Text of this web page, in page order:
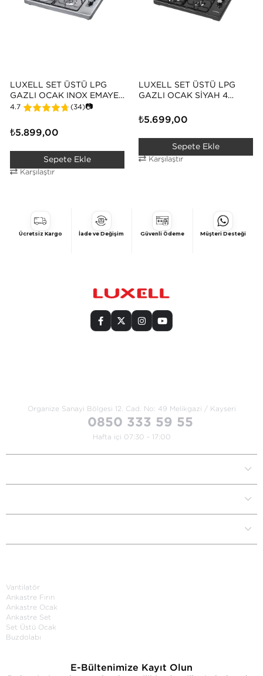
LUXELL SET ÜSTÜ LPG
GAZLI OCAK INOX EMAYE
4 GÖZLÜ – LX-420F
4.7 (34)📷
₺5.899,00
Sepete Ekle
Karşılaştır
LUXELL SET ÜSTÜ LPG
GAZLI OCAK SIYAH 4
₺5.699,00
Sepete Ekle
Karşılaştır
Ücretsiz Kargo İade ve Değişim Güvenli Ödeme Müşteri Desteği
Organize Sanayi Bölgesi 12. Cad. No: 49 Melikgazi / Kayseri
0850 333 59 55
Hafta içi 07:30 - 17:00
Vantilatör
Ankastre Fırın
Ankastre Ocak
Ankastre Set
Set Üstü Ocak
Buzdolabı
E-Bültenimize Kayıt Olun